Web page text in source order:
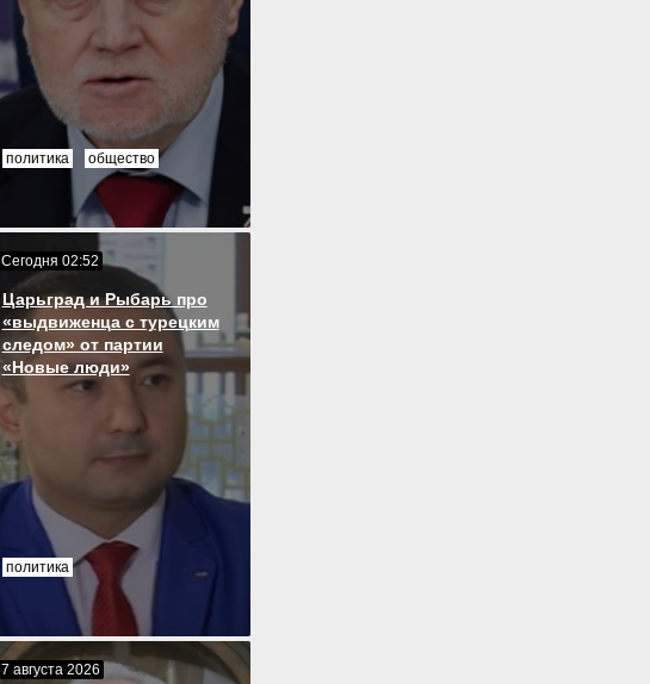
политика общество
Сегодня 02:52
Царьград и Рыбарь про
«выдвиженца с турецким
следом» от партии
«Новые люди»
политика
7 августа 2026